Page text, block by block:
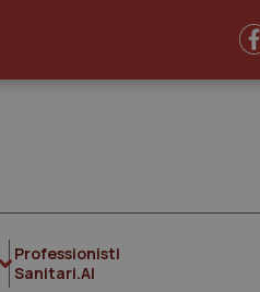
Professionisti
Sanitari.AI